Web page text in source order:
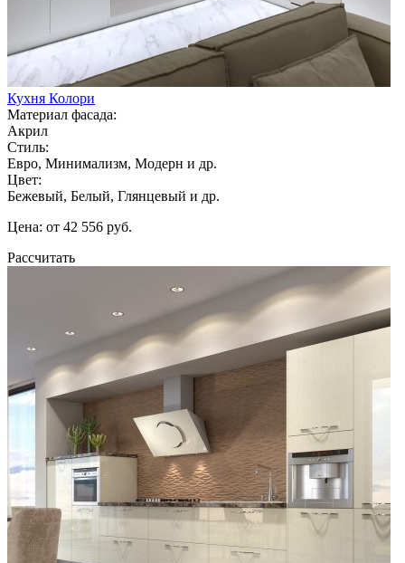
Кухня Колори
Материал фасада:
Акрил
Стиль:
Евро, Минимализм, Модерн и др.
Цвет:
Бежевый, Белый, Глянцевый и др.
Цена: от 42 556 руб.
Рассчитать